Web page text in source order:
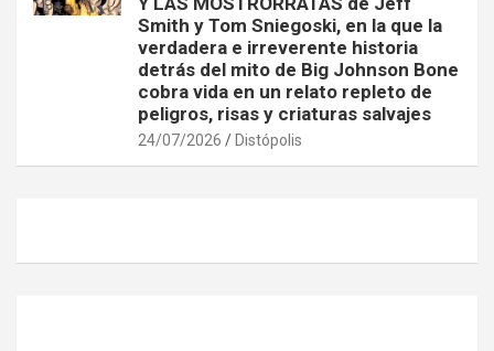
Smith y Tom Sniegoski, en la que la
verdadera e irreverente historia
detrás del mito de Big Johnson Bone
cobra vida en un relato repleto de
peligros, risas y criaturas salvajes
24/07/2026 Distópolis